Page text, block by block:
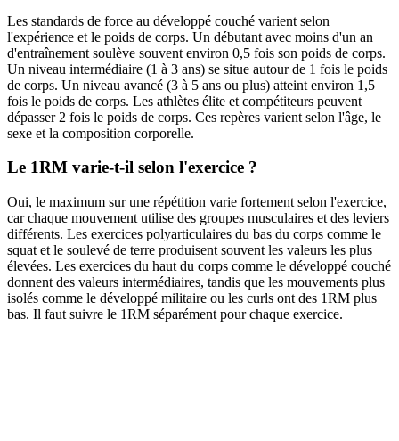
Les standards de force au développé couché varient selon
l'expérience et le poids de corps. Un débutant avec moins d'un an
d'entraînement soulève souvent environ 0,5 fois son poids de corps.
Un niveau intermédiaire (1 à 3 ans) se situe autour de 1 fois le poids
de corps. Un niveau avancé (3 à 5 ans ou plus) atteint environ 1,5
fois le poids de corps. Les athlètes élite et compétiteurs peuvent
dépasser 2 fois le poids de corps. Ces repères varient selon l'âge, le
sexe et la composition corporelle.
Le 1RM varie-t-il selon l'exercice ?
Oui, le maximum sur une répétition varie fortement selon l'exercice,
car chaque mouvement utilise des groupes musculaires et des leviers
différents. Les exercices polyarticulaires du bas du corps comme le
squat et le soulevé de terre produisent souvent les valeurs les plus
élevées. Les exercices du haut du corps comme le développé couché
donnent des valeurs intermédiaires, tandis que les mouvements plus
isolés comme le développé militaire ou les curls ont des 1RM plus
bas. Il faut suivre le 1RM séparément pour chaque exercice.